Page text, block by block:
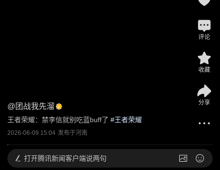
@ 团战我先溜
王者荣耀：禁李信就别吃蓝buff了 #王者荣耀
2026-06-09 15:04 发布于河南
评论
收藏
分享
打开腾讯新闻客户端说两句